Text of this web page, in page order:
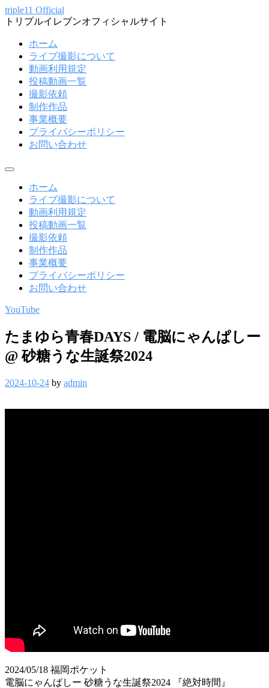
コ
ン
triple11 Official
トリプルイレブンオフィシャルサイト
ホーム
ライブ撮影について
動画利用規定
投稿動画一覧
撮影依頼
制作作品
事業概要
プライバシーポリシー
お問い合わせ
メ
ホーム
ライブ撮影について
動画利用規定
投稿動画一覧
撮影依頼
制作作品
事業概要
プライバシーポリシー
お問い合わせ
YouTube
たまゆら青春DAYS / 電脳にゃんぱしー
@ 砂糖うな生誕祭2024
2024-10-24 by admin
2024/05/18 福岡ポケット
電脳にゃんぱしー 砂糖うな生誕祭2024 『絶対時間』